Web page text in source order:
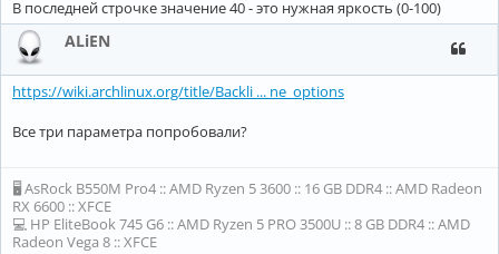
В последней строчке значение 40 - это нужная яркость (0-100)
ALiEN
https://wiki.archlinux.org/title/Backli ... ne_options
Все три параметра попробовали?
🖥 AsRock B550M Pro4 :: AMD Ryzen 5 3600 :: 16 GB DDR4 :: AMD Radeon
RX 6600 :: XFCE
💻 HP EliteBook 745 G6 :: AMD Ryzen 5 PRO 3500U :: 8 GB DDR4 :: AMD
Radeon Vega 8 :: XFCE